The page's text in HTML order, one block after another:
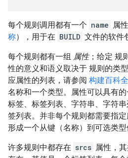
每个规则调用都有一个 name 属
称），用于在 BUILD 文件的软件
每个规则都有一组 属性；给定 规
性的意义和语义取决于 规则的类
应属性的列表，请参阅 构建百科
名称和一个类型。属性可以具有的
标签、标签列表、字符串、字符
签列表。并非每个规则都需要指
形成一个从键（名称）到可选类型
许多规则中都存在 srcs 属性，